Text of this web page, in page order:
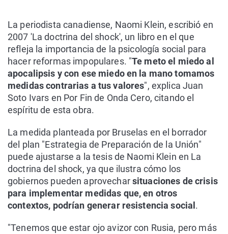
La periodista canadiense, Naomi Klein, escribió en
2007 'La doctrina del shock', un libro en el que
refleja la importancia de la psicología social para
hacer reformas impopulares. "Te meto el miedo al
apocalipsis y con ese miedo en la mano tomamos
medidas contrarias a tus valores", explica Juan
Soto Ivars en Por Fin de Onda Cero, citando el
espíritu de esta obra.
La medida planteada por Bruselas en el borrador
del plan "Estrategia de Preparación de la Unión"
puede ajustarse a la tesis de Naomi Klein en La
doctrina del shock, ya que ilustra cómo los
gobiernos pueden aprovecharsituaciones de crisis
para implementar medidas que, en otros
contextos, podrían generar resistencia social .
"Tenemos que estar ojo avizor con Rusia, pero más